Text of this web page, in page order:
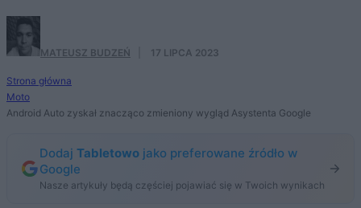
MATEUSZ BUDZEŃ 17 LIPCA 2023
Strona główna
Moto
Android Auto zyskał znacząco zmieniony wygląd Asystenta Google
Dodaj Tabletowo jako preferowane źródło w
Google
Nasze artykuły będą częściej pojawiać się w Twoich wynikach